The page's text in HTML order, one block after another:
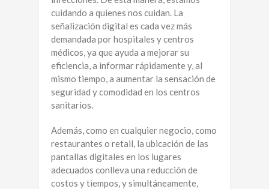
cuidando a quienes nos cuidan. La
señalización digital es cada vez más
demandada por hospitales y centros
médicos, ya que ayuda a mejorar su
eficiencia, a informar rápidamente y, al
mismo tiempo, a aumentar la sensación de
seguridad y comodidad en los centros
sanitarios.
Además, como en cualquier negocio, como
restaurantes o retail, la ubicación de las
pantallas digitales en los lugares
adecuados conlleva una reducción de
costos y tiempos, y simultáneamente,